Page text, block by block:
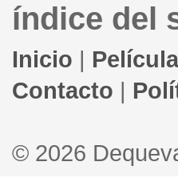
índice del
Inicio |
Contacto |
© 2026